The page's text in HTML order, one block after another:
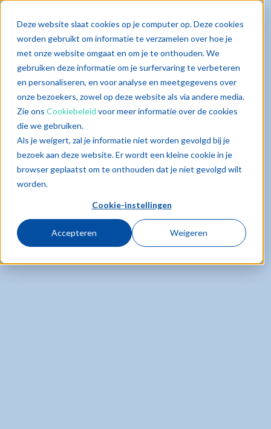
Deze website slaat cookies op je computer op. Deze cookies
worden gebruikt om informatie te verzamelen over hoe je
met onze website omgaat en om je te onthouden. We
gebruiken deze informatie om je surfervaring te verbeteren
en personaliseren, en voor analyse en meetgegevens over
onze bezoekers, zowel op deze website als via andere media.
Zie ons Cookiebeleid voor meer informatie over de cookies
die we gebruiken.
Als je weigert, zal je informatie niet worden gevolgd bij je
bezoek aan deze website. Er wordt een kleine cookie in je
browser geplaatst om te onthouden dat je niet gevolgd wilt
worden.
Cookie-instellingen
Accepteren Weigeren